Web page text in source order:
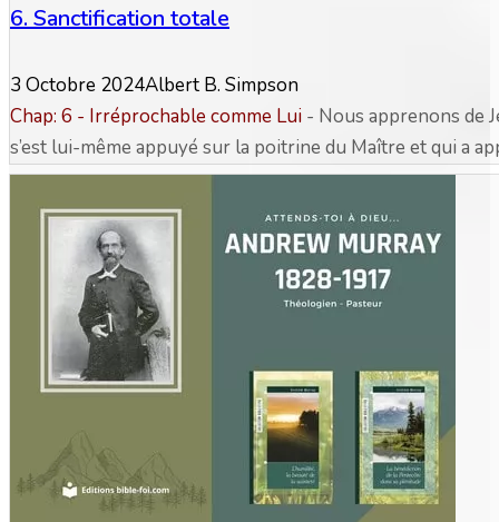
6. Sanctification totale
3 Octobre 2024Albert B. Simpson
Chap: 6 - Irréprochable comme Lui - Nous apprenons de
s’est lui-même appuyé sur la poitrine du Maître et qui a